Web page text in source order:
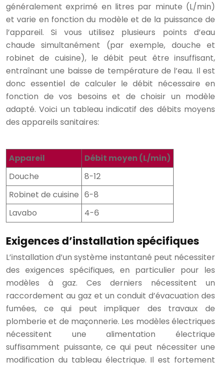
généralement exprimé en litres par minute (L/min)
et varie en fonction du modèle et de la puissance de
l’appareil. Si vous utilisez plusieurs points d’eau
chaude simultanément (par exemple, douche et
robinet de cuisine), le débit peut être insuffisant,
entraînant une baisse de température de l’eau. Il est
donc essentiel de calculer le débit nécessaire en
fonction de vos besoins et de choisir un modèle
adapté. Voici un tableau indicatif des débits moyens
des appareils sanitaires:
Appareil
Débit moyen (L/min)
Douche
8-12
Robinet de cuisine 6-8
Lavabo
4-6
Exigences d’installation spécifiques
L’installation d’un système instantané peut nécessiter
des exigences spécifiques, en particulier pour les
modèles à gaz. Ces derniers nécessitent un
raccordement au gaz et un conduit d’évacuation des
fumées, ce qui peut impliquer des travaux de
plomberie et de maçonnerie. Les modèles électriques
nécessitent une alimentation électrique
suffisamment puissante, ce qui peut nécessiter une
modification du tableau électrique. Il est fortement